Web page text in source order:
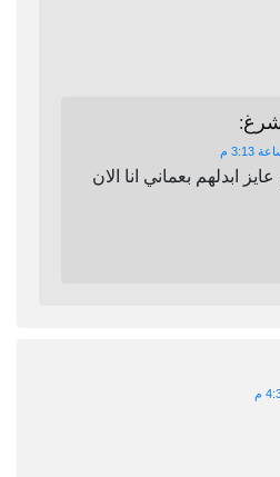
:
عايز ابدلهم بعماني انا الان